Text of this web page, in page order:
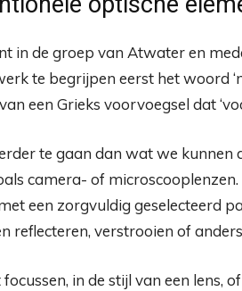
in de groep van Atwater en
te begrijpen eerst het woord
een Grieks voorvoegsel dat
te gaan dan wat we kunnen
camera- of
een zorgvuldig geselecteerd
reflecteren, verstrooien of
in de stijl van een lens,